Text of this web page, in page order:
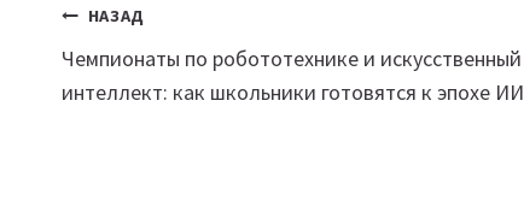
Навигация
по
НАЗАД
Чемпионаты по робототехнике и искусственный
интеллект: как школьники готовятся к эпохе ИИ